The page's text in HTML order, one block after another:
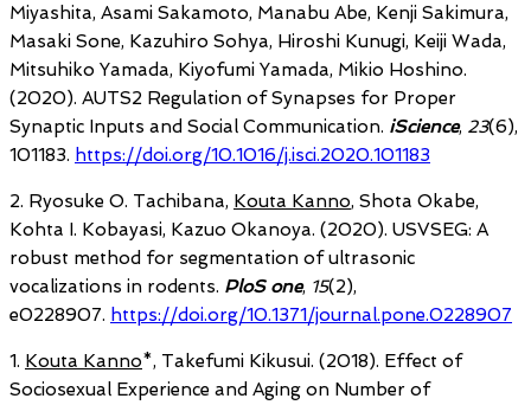
Miyashita, Asami Sakamoto, Manabu Abe, Kenji Sakimura,
Masaki Sone, Kazuhiro Sohya, Hiroshi Kunugi, Keiji Wada,
Mitsuhiko Yamada, Kiyofumi Yamada, Mikio Hoshino.
(2020). AUTS2 Regulation of Synapses for Proper
Synaptic Inputs and Social Communication. iScience, 23(6),
101183. https://doi.org/10.1016/j.isci.2020.101183
2. Ryosuke O. Tachibana, Kouta Kanno, Shota Okabe,
Kohta I. Kobayasi, Kazuo Okanoya. (2020). USVSEG: A
robust method for segmentation of ultrasonic
vocalizations in rodents. PloS one, 15(2),
e0228907. https://doi.org/10.1371/journal.pone.0228907
1. Kouta Kanno*, Takefumi Kikusui. (2018). Effect of
Sociosexual Experience and Aging on Number of